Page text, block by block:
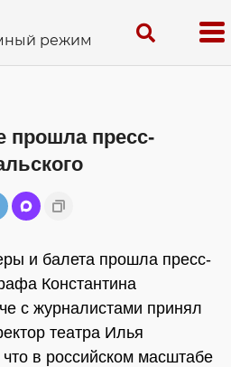
режим
прошла пресс-
и балета прошла пресс-
Константина
с журналистами принял
театра Илья
в российском масштабе